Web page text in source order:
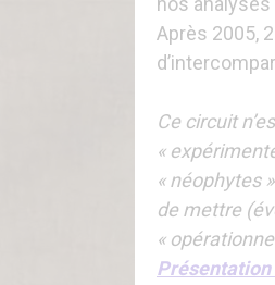
Après 2005,
Ce circuit
«
« néophytes
de mettre
«